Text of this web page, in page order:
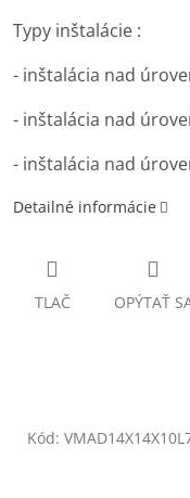
Typy inštalácie :
- inštalácia nad
- inštalácia nad
- inštalácia nad
Detailné informácie
TLAČ OPÝTAŤ
Kód: